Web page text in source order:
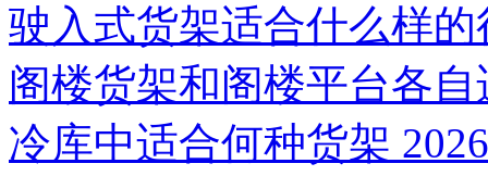
驶入式货架适合什么样的
阁楼货架和阁楼平台各
冷库中适合何种货架